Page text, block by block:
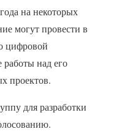
на некоторых
могут провести в
цифровой
над его
проектов.
для разработки